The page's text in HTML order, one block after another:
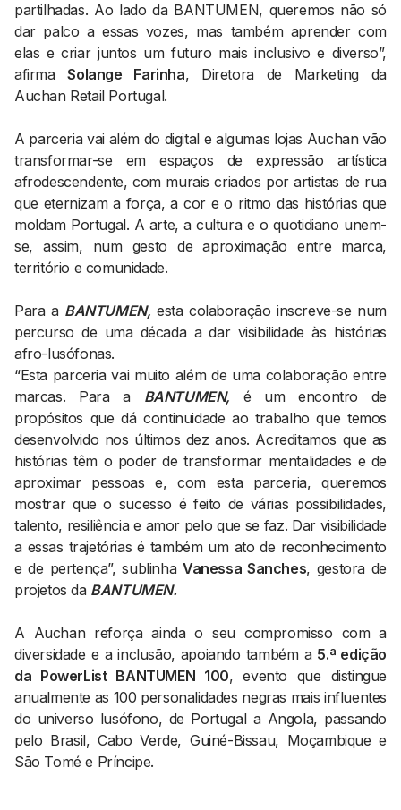
partilhadas. Ao lado da BANTUMEN, queremos não só
dar palco a essas vozes, mas também aprender com
elas e criar juntos um futuro mais inclusivo e diverso”,
afirmaSolange Farinha, Diretora de Marketing da
Auchan Retail Portugal.
A parceria vai além do digital e algumas lojas Auchan vão
transformar-se em espaços de expressão artística
afrodescendente, com murais criados por artistas de rua
que eternizam a força, a cor e o ritmo das histórias que
moldam Portugal. A arte, a cultura e o quotidiano unem-
se, assim, num gesto de aproximação entre marca,
território e comunidade.
Para a BANTUMEN, esta colaboração inscreve-se num
percurso de uma década a dar visibilidade às histórias
afro-lusófonas.
“Esta parceria vai muito além de uma colaboração entre
marcas. Para a BANTUMEN, é um encontro de
propósitos que dá continuidade ao trabalho que temos
desenvolvido nos últimos dez anos. Acreditamos que as
histórias têm o poder de transformar mentalidades e de
aproximar pessoas e, com esta parceria, queremos
mostrar que o sucesso é feito de várias possibilidades,
talento, resiliência e amor pelo que se faz. Dar visibilidade
a essas trajetórias é também um ato de reconhecimento
e de pertença”, sublinhaVanessa Sanches, gestora de
projetos da BANTUMEN.
A Auchan reforça ainda o seu compromisso com a
diversidade e a inclusão, apoiando também a 5.ª edição
da PowerList BANTUMEN 100, evento que distingue
anualmente as 100 personalidades negras mais influentes
do universo lusófono, de Portugal a Angola, passando
pelo Brasil, Cabo Verde, Guiné-Bissau, Moçambique e
São Tomé e Príncipe.